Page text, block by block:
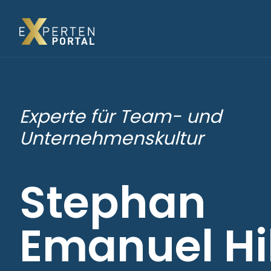
Experte für Team- und
Unternehmenskultur
Stephan
Emanuel